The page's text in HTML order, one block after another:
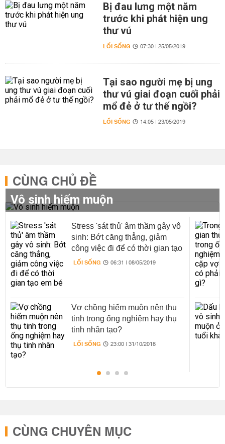
Bị đau lưng một năm
trước khi phát hiện ung
thư vú
LỐI SỐNG 07:30 | 25/05/2019
Tại sao người mẹ bị ung
thư vú giai đoạn cuối phải
mổ đẻ ở tư thế ngồi?
LỐI SỐNG 14:05 | 23/05/2019
CÙNG CHỦ ĐỀ
Vô sinh hiếm muộn
Stress 'sát thủ' âm thầm gây vô
sinh: Bớt căng thẳng, giảm
công việc đi để có thời gian tạo
em bé
LỐI SỐNG 06:31 | 08/05/2019
Vợ chồng hiếm muộn nên thụ
tinh trong ống nghiệm hay thụ
tinh nhân tạo?
LỐI SỐNG 23:00 | 31/10/2018
CÙNG CHUYÊN MỤC